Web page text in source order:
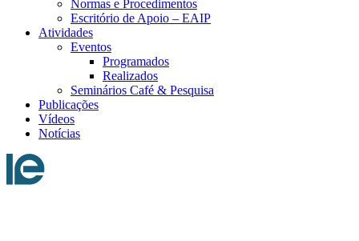
Normas e Procedimentos
Escritório de Apoio – EAIP
Atividades
Eventos
Programados
Realizados
Seminários Café & Pesquisa
Publicações
Vídeos
Notícias